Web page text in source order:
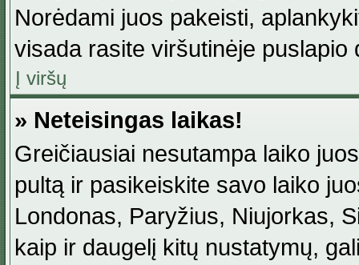
Norėdami juos pakeisti,
visada rasite viršutinėje
Į viršų
» Neteisingas laikas!
Greičiausiai nesutampa laiko
pultą ir pasikeiskite savo laiko
Londonas, Paryžius, Niujorkas,
kaip ir daugelį kitų nustatymų,